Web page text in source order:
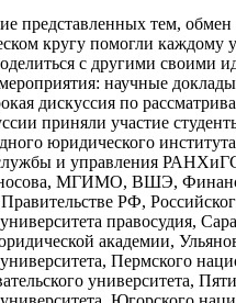
тем, обмен
кругу помогли каждому
с другими своими
научные
дискуссия по
приняли участие
юридического
службы и управления
МГИМО, ВШЭ,
РФ,
правосудия,
академии,
Пермского
университета,